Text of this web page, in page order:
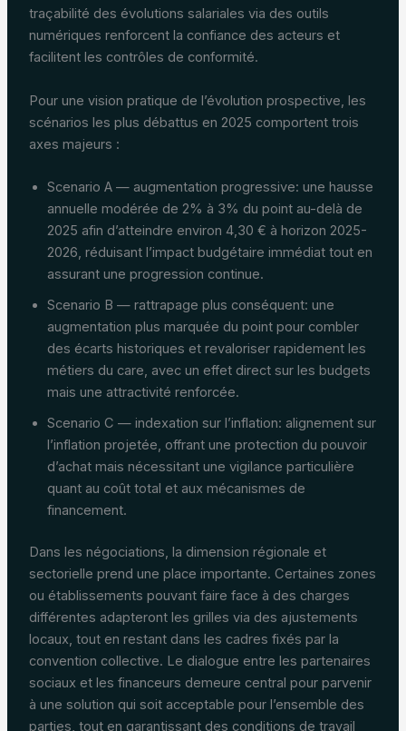
traçabilité des évolutions salariales via des outils
numériques renforcent la confiance des acteurs et
facilitent les contrôles de conformité.
Pour une vision pratique de l’évolution prospective, les
scénarios les plus débattus en 2025 comportent trois
axes majeurs :
Scenario A — augmentation progressive: une hausse
annuelle modérée de 2% à 3% du point au-delà de
2025 afin d’atteindre environ 4,30 € à horizon 2025-
2026, réduisant l’impact budgétaire immédiat tout en
assurant une progression continue.
Scenario B — rattrapage plus conséquent: une
augmentation plus marquée du point pour combler
des écarts historiques et revaloriser rapidement les
métiers du care, avec un effet direct sur les budgets
mais une attractivité renforcée.
Scenario C — indexation sur l’inflation: alignement sur
l’inflation projetée, offrant une protection du pouvoir
d’achat mais nécessitant une vigilance particulière
quant au coût total et aux mécanismes de
financement.
Dans les négociations, la dimension régionale et
sectorielle prend une place importante. Certaines zones
ou établissements pouvant faire face à des charges
différentes adapteront les grilles via des ajustements
locaux, tout en restant dans les cadres fixés par la
convention collective. Le dialogue entre les partenaires
sociaux et les financeurs demeure central pour parvenir
à une solution qui soit acceptable pour l’ensemble des
parties, tout en garantissant des conditions de travail